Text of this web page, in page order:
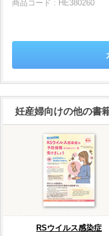
商品コード : HE380260
妊産婦向けの他の書
RSウイルス感染症